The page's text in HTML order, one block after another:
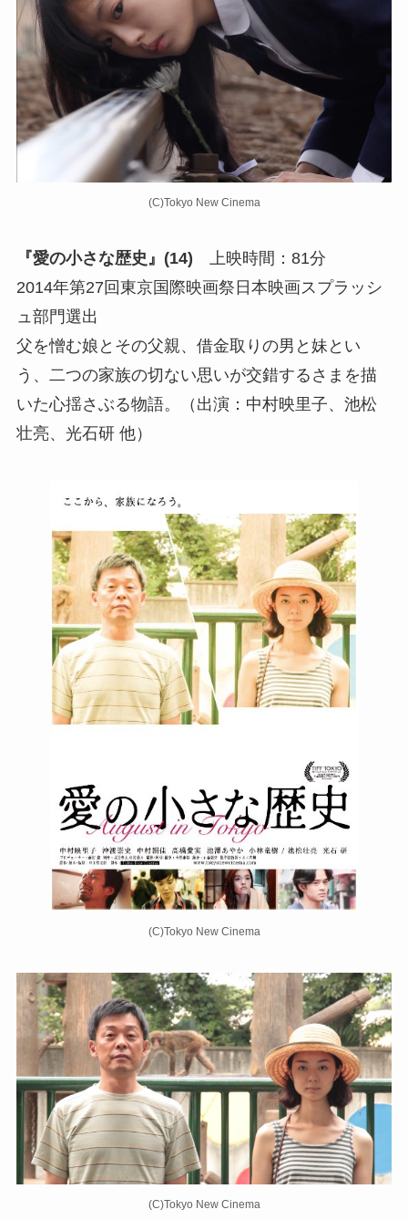
(C)Tokyo New Cinema
『愛の小さな歴史』(14) 上映時間：81分
2014年第27回東京国際映画祭日本映画スプラッシ
ュ部門選出
父を憎む娘とその父親、借金取りの男と妹とい
う、二つの家族の切ない思いが交錯するさまを描
いた心揺さぶる物語。（出演：中村映里子、池松
壮亮、光石研 他）
(C)Tokyo New Cinema
(C)Tokyo New Cinema